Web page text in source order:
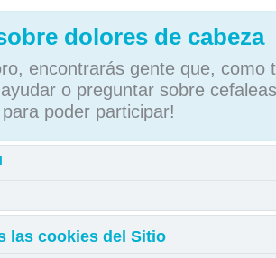
dolores de cabeza
encontrarás gente que, como
o preguntar sobre
poder participar!
las cookies del Sitio